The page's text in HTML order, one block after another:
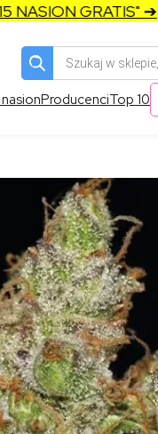
GRATIS" ➔
Wyszukiwarka
produktów
ProducenciTop 10